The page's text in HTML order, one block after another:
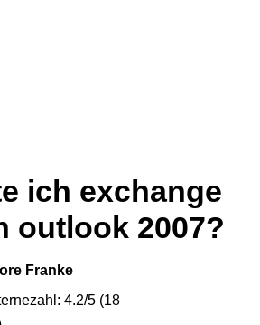
ich exchange
outlook 2007?
Franke
4.2/5 (18